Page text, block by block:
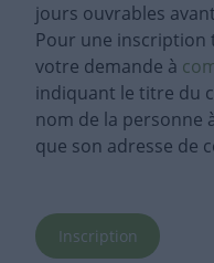
jours ouvrables
Pour une inscription
votre demande à
indiquant le titre du
nom de la personne
que son adresse de
Inscription